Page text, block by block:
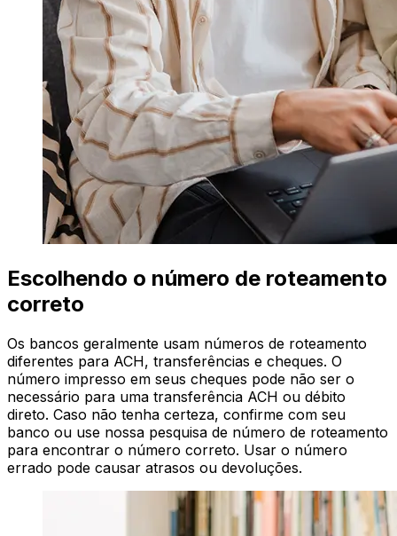
Escolhendo o número de roteamento
correto
Os bancos geralmente usam números de roteamento
diferentes para ACH, transferências e cheques. O
número impresso em seus cheques pode não ser o
necessário para uma transferência ACH ou débito
direto. Caso não tenha certeza, confirme com seu
banco ou use nossa pesquisa de número de roteamento
para encontrar o número correto. Usar o número
errado pode causar atrasos ou devoluções.